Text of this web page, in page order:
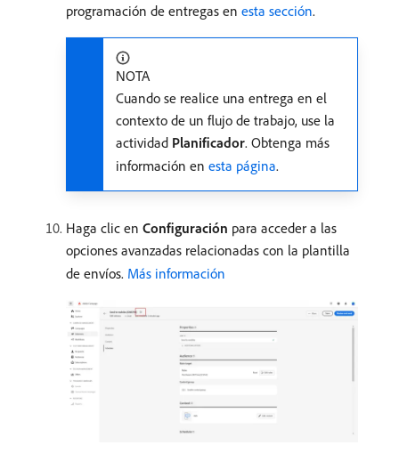
programación de entregas en esta sección.
NOTA
Cuando se realice una entrega en el
contexto de un flujo de trabajo, use la
actividad Planificador. Obtenga más
información en esta página.
Haga clic en Configuración para acceder a las
opciones avanzadas relacionadas con la plantilla
de envíos. Más información